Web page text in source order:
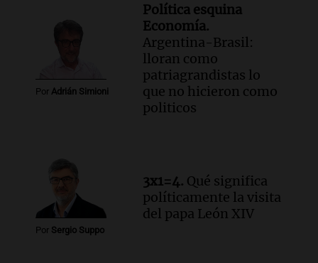
Por Adrián Simioni
Política esquina
Economía.
Argentina-Brasil:
lloran como
patriagrandistas lo
que no hicieron como
politicos
Por Sergio Suppo
3x1=4. Qué significa
políticamente la visita
del papa León XIV